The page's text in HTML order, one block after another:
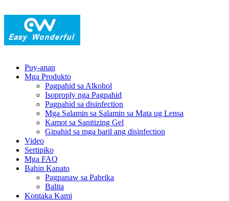
Puy-anan
Mga Produkto
Pagpahid sa Alkohol
Isoproply nga Pagpahid
Pagpahid sa disinfection
Mga Salamin sa Salamin sa Mata ug Lensa
Kamot sa Sanitizing Gel
Gipahid sa mga baril ang disinfection
Video
Sertipiko
Mga FAQ
Bahin Kanato
Pagpanaw sa Pabrika
Balita
Kontaka Kami